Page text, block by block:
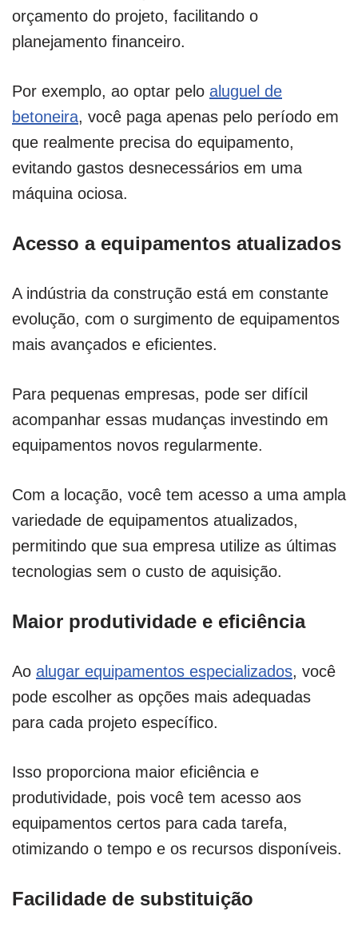
orçamento do projeto, facilitando o
planejamento financeiro.
Por exemplo, ao optar pelo aluguel de
betoneira, você paga apenas pelo período em
que realmente precisa do equipamento,
evitando gastos desnecessários em uma
máquina ociosa.
Acesso a equipamentos atualizados
A indústria da construção está em constante
evolução, com o surgimento de equipamentos
mais avançados e eficientes.
Para pequenas empresas, pode ser difícil
acompanhar essas mudanças investindo em
equipamentos novos regularmente.
Com a locação, você tem acesso a uma ampla
variedade de equipamentos atualizados,
permitindo que sua empresa utilize as últimas
tecnologias sem o custo de aquisição.
Maior produtividade e eficiência
Ao alugar equipamentos especializados, você
pode escolher as opções mais adequadas
para cada projeto específico.
Isso proporciona maior eficiência e
produtividade, pois você tem acesso aos
equipamentos certos para cada tarefa,
otimizando o tempo e os recursos disponíveis.
Facilidade de substituição